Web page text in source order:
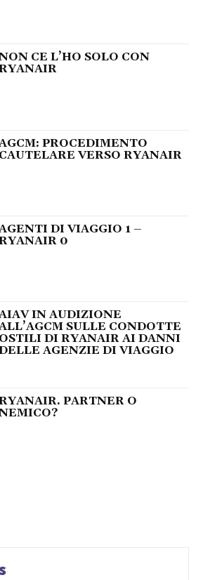
CE L’HO SOLO CON
PROCEDIMENTO
CAUTELARE VERSO RYANAIR
DI VIAGGIO 1 –
0
IN AUDIZIONE
SULLE CONDOTTE
OSTILI DI RYANAIR AI DANNI
AGENZIE DI VIAGGIO
PARTNER O